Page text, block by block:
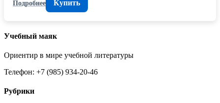
Подробнее
Купить
Учебный маяк
Ориентир в мире учебной литературы
Телефон: +7 (985) 934-20-46
Рубрики